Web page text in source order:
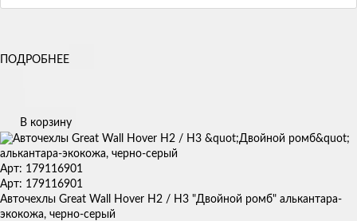
ПОДРОБНЕЕ
В корзину
Арт: 179116901
Арт: 179116901
Авточехлы Great Wall Hover H2 / H3 "Двойной ромб" алькантара-
экокожа, черно-серый